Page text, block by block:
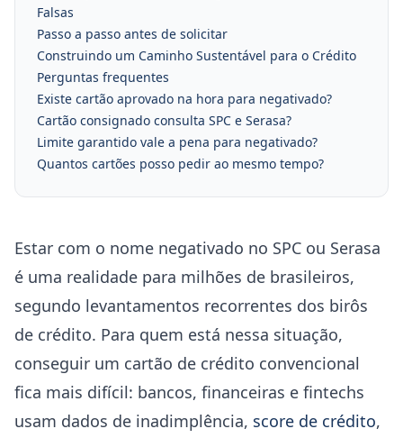
Falsas
Passo a passo antes de solicitar
Construindo um Caminho Sustentável para o Crédito
Perguntas frequentes
Existe cartão aprovado na hora para negativado?
Cartão consignado consulta SPC e Serasa?
Limite garantido vale a pena para negativado?
Quantos cartões posso pedir ao mesmo tempo?
Estar com o nome negativado no SPC ou Serasa
é uma realidade para milhões de brasileiros,
segundo levantamentos recorrentes dos birôs
de crédito. Para quem está nessa situação,
conseguir um cartão de crédito convencional
fica mais difícil: bancos, financeiras e fintechs
usam dados de inadimplência, score de crédito,